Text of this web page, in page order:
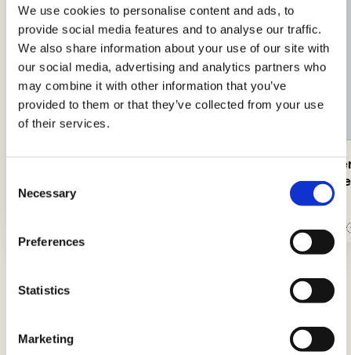
We use cookies to personalise content and ads, to
provide social media features and to analyse our traffic.
We also share information about your use of our site with
our social media, advertising and analytics partners who
may combine it with other information that you’ve
provided to them or that they’ve collected from your use
of their services.
Selection
Necessary
Preferences
Statistics
Marketing
Kokoskekse
Einfach
Neuigkeiten, Einblicke und Tricks, um Könige